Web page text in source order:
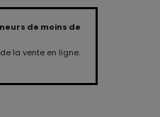
de moins de
la vente en ligne.